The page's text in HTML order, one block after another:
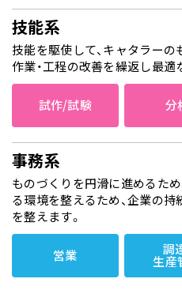
技能系
技能を駆使して、キャタラーの
作業・工程の改善を繰返し最適
試作/試験 分
事務系
ものづくりを円滑に進めるた
る環境を整えるため、企業の持
を整えます。
営業 調
生産